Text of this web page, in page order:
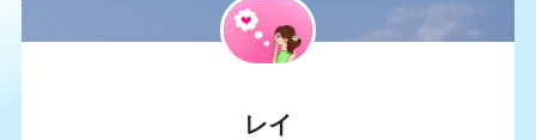
レイ